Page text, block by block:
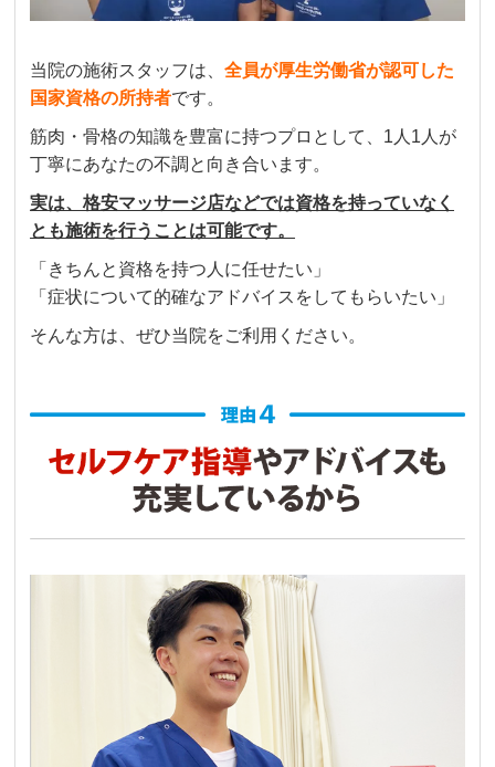
当院の施術スタッフは、全員が厚生労働省が認可した
国家資格の所持者です。
筋肉・骨格の知識を豊富に持つプロとして、1人1人が
丁寧にあなたの不調と向き合います。
実は、格安マッサージ店などでは資格を持っていなく
とも施術を行うことは可能です。
「きちんと資格を持つ人に任せたい」
「症状について的確なアドバイスをしてもらいたい」
そんな方は、ぜひ当院をご利用ください。